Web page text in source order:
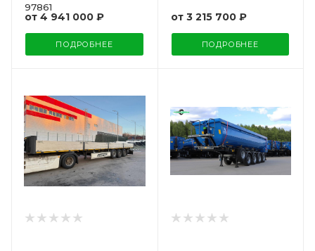
97861
от 4 941 000 ₽
ПОДРОБНЕЕ
от 3 215 700 ₽
ПОДРОБНЕЕ